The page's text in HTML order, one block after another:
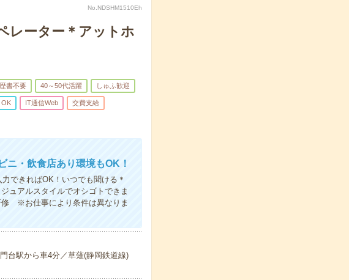
No.NDSHM1510Eh
レーター＊アットホ
書不要 40～50代活躍 しゅふ歓迎
OK IT通信Web 交費支給
ニ・飲食店あり環境もOK！
できればOK！いつでも聞ける＊
ュアルスタイルでオシゴトできま
※お仕事により条件は異なりま
台駅から車4分／草薙(静岡鉄道線)